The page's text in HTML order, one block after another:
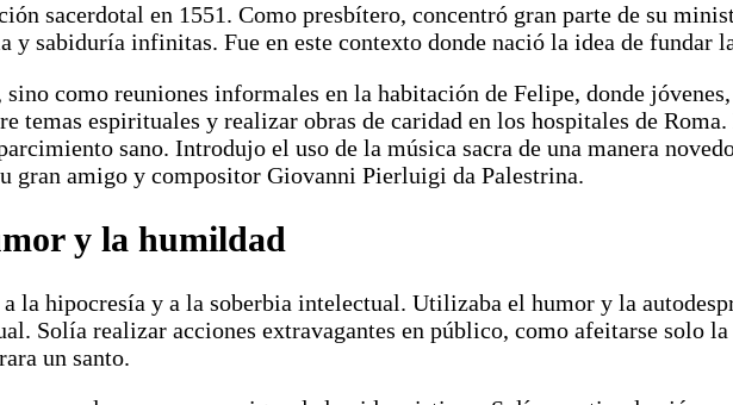
sacerdotal en 1551. Como presbítero, concentró gran parte de su
y sabiduría infinitas. Fue en este contexto donde nació la idea de fundar
como reuniones informales en la habitación de Felipe, donde
temas espirituales y realizar obras de caridad en los hospitales de
sano. Introdujo el uso de la música sacra de una manera
gran amigo y compositor Giovanni Pierluigi da Palestrina.
y la humildad
la hipocresía y a la soberbia intelectual. Utilizaba el humor y la
Solía realizar acciones extravagantes en público, como afeitarse solo
un santo.